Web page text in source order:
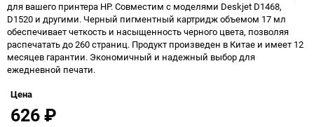
для вашего принтера HP. Совместим с моделями Deskjet D1468,
D1520 и другими. Черный пигментный картридж объемом 17 мл
обеспечивает четкость и насыщенность черного цвета, позволяя
распечатать до 260 страниц. Продукт произведен в Китае и имеет 12
месяцев гарантии. Экономичный и надежный выбор для
ежедневной печати.
Цена
626₽